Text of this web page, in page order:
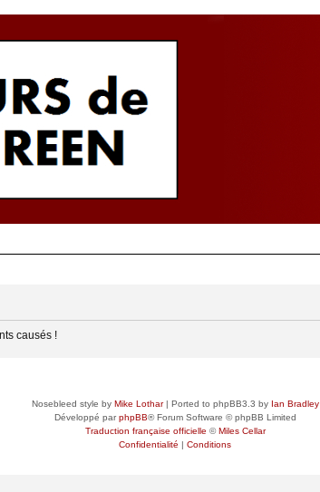
causés !
Nosebleed style by Mike Lothar| Ported to phpBB3.3 by Ian Bradley
Développé parphpBB® Forum Software © phpBB Limited
Traduction française officielle ©Miles Cellar
Confidentialité | Conditions